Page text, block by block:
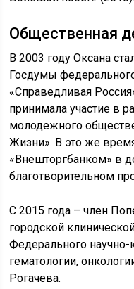
Общественная
В 2003 году Оксана
Госдумы
«Справедливая
принимала участие в
молодежного
Жизни». В это же
«Внешторгбанком» в
благотворительном
С 2015 года – член
городской
Федерального научно-
гематологии,
Рогачева.